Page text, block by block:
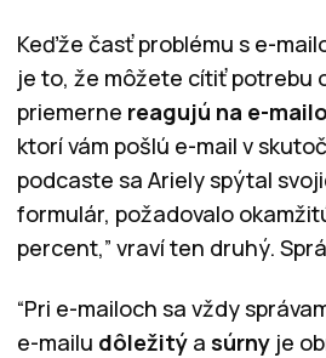
Keďže časť problému s e-
je to, že môžete cítiť potrebu
priemerne reagujú na e-
ktorí vám pošlú e-mail v
podcaste sa Ariely spýtal
formulár, požadovalo
percent,” vraví ten druhý.
“Pri e-mailoch sa vždy
e-mailu dôležitý a súrny je